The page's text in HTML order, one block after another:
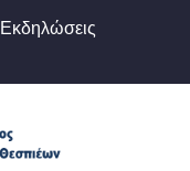
Εκδηλώσεις